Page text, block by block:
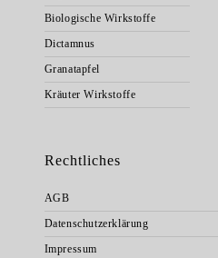
Biologische Wirkstoffe
Dictamnus
Granatapfel
Kräuter Wirkstoffe
Rechtliches
AGB
Datenschutzerklärung
Impressum